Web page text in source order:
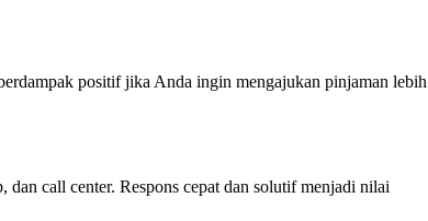
positif jika Anda ingin mengajukan pinjaman lebih
call center. Respons cepat dan solutif menjadi nilai